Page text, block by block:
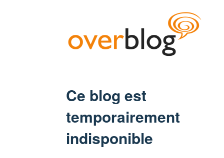
Ce blog est
temporairement
indisponible